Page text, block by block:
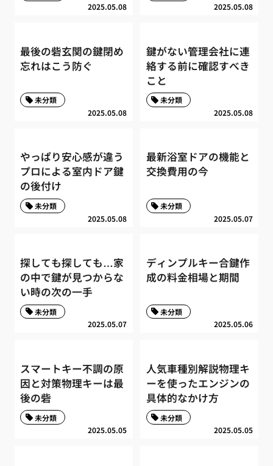
2025.05.08 2025.05.08
最後の砦玄関の鍵閉め
忘れはこう防ぐ
2025.05.08
未分類
鍵がない管理会社に連
絡する前に確認すべき
こと
2025.05.08
未分類
やっぱり安心感が違う
プロによる室内ドア鍵
の後付け
2025.05.08
未分類
最新浴室ドアの機能と
交換費用の今
2025.05.07
未分類
探しても探しても…家
の中で鍵が見つからな
い時の次の一手
2025.05.07
未分類
ディンプルキー合鍵作
成の料金相場と期間
2025.05.06
未分類
スマートキー不調の原
因と対策物理キーは最
後の砦
2025.05.05
未分類
人気車種別解説物理キ
ーを使ったエンジンの
具体的なかけ方
2025.05.05
未分類